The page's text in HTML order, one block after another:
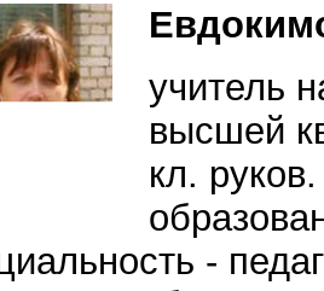
учитель
высшей
кл.
-